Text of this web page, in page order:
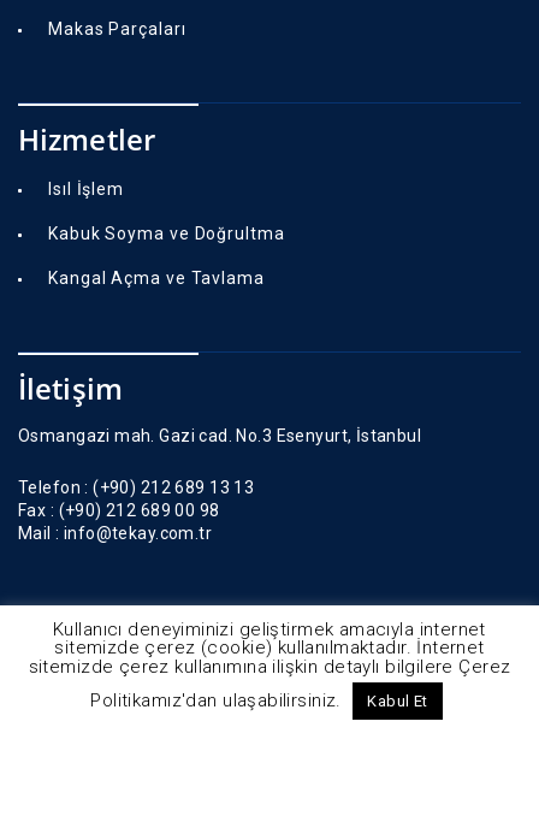
Makas Parçaları
Hizmetler
Isıl İşlem
Kabuk Soyma ve Doğrultma
Kangal Açma ve Tavlama
İletişim
Osmangazi mah. Gazi cad. No.3 Esenyurt, İstanbul
Telefon : (+90) 212 689 13 13
Fax : (+90) 212 689 00 98
Mail : info@tekay.com.tr
Kullanıcı deneyiminizi geliştirmek amacıyla internet
sitemizde çerez (cookie) kullanılmaktadır. İnternet
sitemizde çerez kullanımına ilişkin detaylı bilgilere Çerez
Politikamız'dan ulaşabilirsiniz.
Kabul Et